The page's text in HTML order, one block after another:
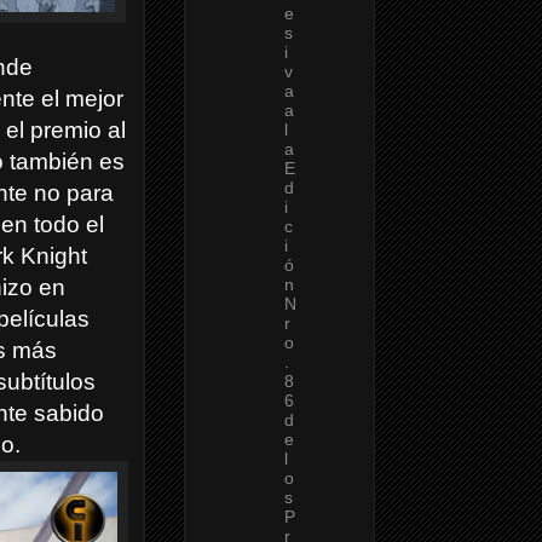
el mejor
premio al
también es
no para
todo el
Knight
en
más
sabido
e
s
i
v
a
a
l
a
E
d
i
c
i
ó
n
N
r
o
8
6
d
e
l
o
s
P
r